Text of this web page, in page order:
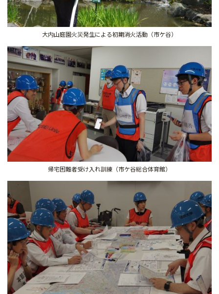
大内山庭園火災発生による初期消火活動（市ケ谷）
帰宅困難者受け入れ訓練（市ケ谷総合体育館）